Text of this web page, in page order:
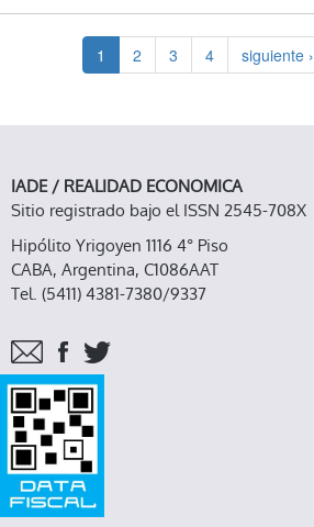
1 2 3 4 siguiente ›
IADE / REALIDAD ECONOMICA
Sitio registrado bajo el ISSN 2545-708X
Hipólito Yrigoyen 1116 4° Piso
CABA, Argentina, C1086AAT
Tel. (5411) 4381-7380/9337